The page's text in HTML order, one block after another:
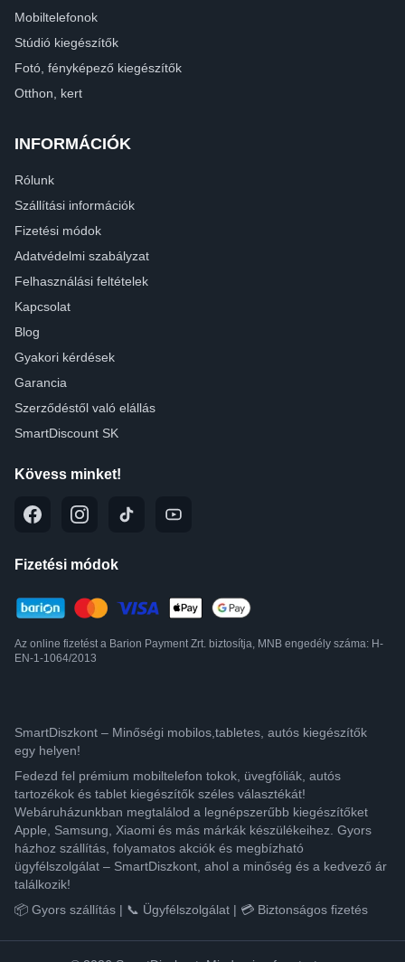
Mobiltelefonok
Stúdió kiegészítők
Fotó, fényképező kiegészítők
Otthon, kert
INFORMÁCIÓK
Rólunk
Szállítási információk
Fizetési módok
Adatvédelmi szabályzat
Felhasználási feltételek
Kapcsolat
Blog
Gyakori kérdések
Garancia
Szerződéstől való elállás
SmartDiscount SK
Kövess minket!
Fizetési módok
Az online fizetést a Barion Payment Zrt. biztosítja, MNB engedély száma: H-
EN-1-1064/2013
SmartDiszkont – Minőségi mobilos,tabletes, autós kiegészítők
egy helyen!
Fedezd fel prémium mobiltelefon tokok, üvegfóliák, autós
tartozékok és tablet kiegészítők széles választékát!
Webáruházunkban megtalálod a legnépszerűbb kiegészítőket
Apple, Samsung, Xiaomi és más márkák készülékeihez. Gyors
házhoz szállítás, folyamatos akciók és megbízható
ügyfélszolgálat – SmartDiszkont, ahol a minőség és a kedvező ár
találkozik!
📦 Gyors szállítás | 📞 Ügyfélszolgálat | 💳 Biztonságos fizetés